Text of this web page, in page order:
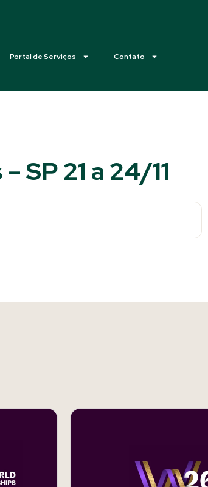
Portal de Serviços Contato
SP 21 a 24/11